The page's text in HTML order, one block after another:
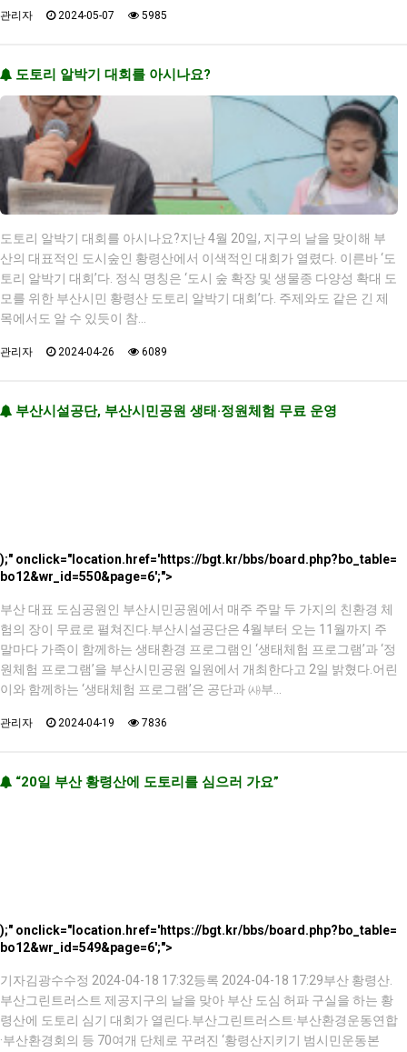
관리자 2024-05-07 5985
도토리 알박기 대회를 아시나요?
도토리 알박기 대회를 아시나요?지난 4월 20일, 지구의 날을 맞이해 부
산의 대표적인 도시숲인 황령산에서 이색적인 대회가 열렸다. 이른바 ‘도
토리 알박기 대회’다. 정식 명칭은 ‘도시 숲 확장 및 생물종 다양성 확대 도
모를 위한 부산시민 황령산 도토리 알박기 대회’다. 주제와도 같은 긴 제
목에서도 알 수 있듯이 참…
관리자 2024-04-26 6089
부산시설공단, 부산시민공원 생태·정원체험 무료 운영
);" onclick="location.href='https://bgt.kr/bbs/board.php?bo_table=
bo12&wr_id=550&page=6';">
부산 대표 도심공원인 부산시민공원에서 매주 주말 두 가지의 친환경 체
험의 장이 무료로 펼쳐진다.부산시설공단은 4월부터 오는 11월까지 주
말마다 가족이 함께하는 생태환경 프로그램인 ‘생태체험 프로그램’과 ‘정
원체험 프로그램’을 부산시민공원 일원에서 개최한다고 2일 밝혔다.어린
이와 함께하는 ‘생태체험 프로그램’은 공단과 ㈔부…
관리자 2024-04-19 7836
“20일 부산 황령산에 도토리를 심으러 가요”
);" onclick="location.href='https://bgt.kr/bbs/board.php?bo_table=
bo12&wr_id=549&page=6';">
기자김광수수정 2024-04-18 17:32등록 2024-04-18 17:29부산 황령산.
부산그린트러스트 제공지구의 날을 맞아 부산 도심 허파 구실을 하는 황
령산에 도토리 심기 대회가 열린다.부산그린트러스트·부산환경운동연합
·부산환경회의 등 70여개 단체로 꾸려진 ‘황령산지키기 범시민운동본